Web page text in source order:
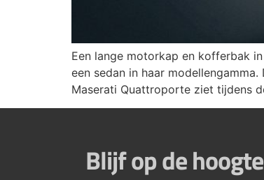
Een lange motorkap en kofferbak
een sedan in haar
Maserati Quattroporte ziet tijdens
Blijf op de hoogte